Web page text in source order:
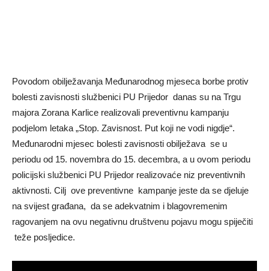
Povodom obilježavanja Međunarodnog mjeseca borbe protiv
bolesti zavisnosti službenici PU Prijedor danas su na Trgu
majora Zorana Karlice realizovali preventivnu kampanju
podjelom letaka „Stop. Zavisnost. Put koji ne vodi nigdje“.
Međunarodni mjesec bolesti zavisnosti obilježava se u
periodu od 15. novembra do 15. decembra, a u ovom periodu
policijski službenici PU Prijedor realizovaće niz preventivnih
aktivnosti. Cilj ove preventivne kampanje jeste da se djeluje
na svijest građana, da se adekvatnim i blagovremenim
ragovanjem na ovu negativnu društvenu pojavu mogu spiječiti
teže posljedice.